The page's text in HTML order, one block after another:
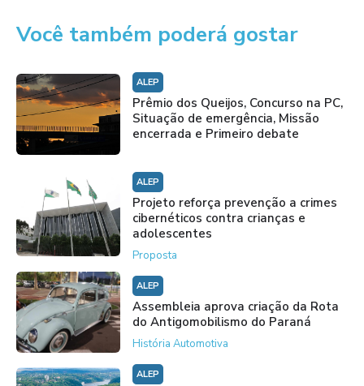
Você também poderá gostar
ALEP
Prêmio dos Queijos, Concurso na PC,
Situação de emergência, Missão
encerrada e Primeiro debate
ALEP
Projeto reforça prevenção a crimes
cibernéticos contra crianças e
adolescentes
Proposta
ALEP
Assembleia aprova criação da Rota
do Antigomobilismo do Paraná
História Automotiva
ALEP